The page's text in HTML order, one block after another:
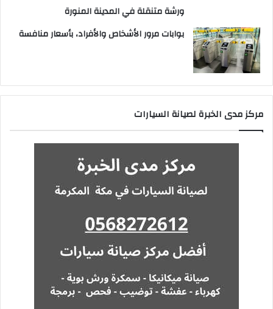
ورشة متنقلة في المدينة المنورة
بوابات مرور الأشخاص والأفراد، بأسعار منافسة
مركز مدى الخبرة لصيانة السيارات